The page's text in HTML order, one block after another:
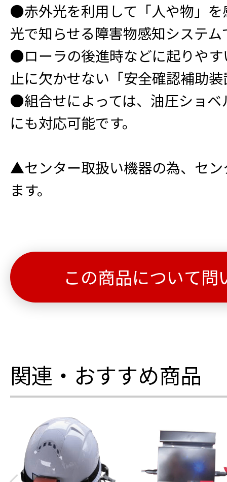
●赤外光を利用して「人や物」
光で知らせる障害物感知システム
●ローラの後進時などに起りや
止に欠かせない「安全確認補助
●組合せによっては、油圧ショベ
にも対応可能です。
▲センター取扱い機器の為、セ
ます。
この商品について問
関連・おすすめ商品